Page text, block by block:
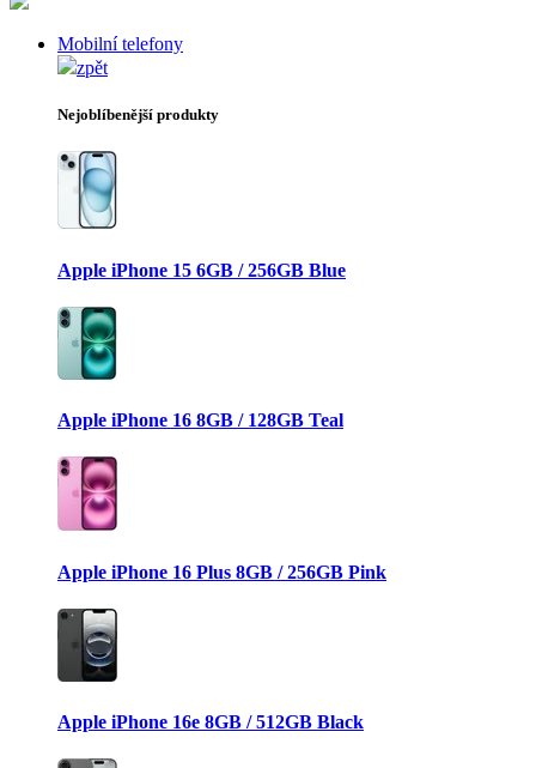
Mobilní telefony
zpět
Nejoblíbenější produkty
Apple iPhone 15 6GB / 256GB Blue
Apple iPhone 16 8GB / 128GB Teal
Apple iPhone 16 Plus 8GB / 256GB Pink
Apple iPhone 16e 8GB / 512GB Black